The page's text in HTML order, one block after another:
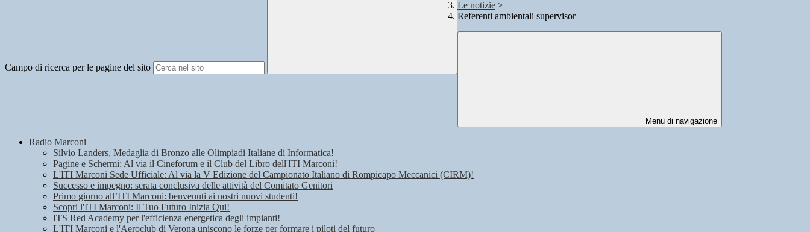
Campo di ricerca per le pagine del sito
Le notizie >
Referenti ambientali supervisor
Menu di navigazione
Radio Marconi
Silvio Landers, Medaglia di Bronzo alle Olimpiadi Italiane di Informatica!
Pagine e Schermi: Al via il Cineforum e il Club del Libro dell'ITI Marconi!
L'ITI Marconi Sede Ufficiale: Al via la V Edizione del Campionato Italiano di Rompicapo Meccanici (CIRM)!
Successo e impegno: serata conclusiva delle attività del Comitato Genitori
Primo giorno all’ITI Marconi: benvenuti ai nostri nuovi studenti!
Scopri l'ITI Marconi: Il Tuo Futuro Inizia Qui!
ITS Red Academy per l'efficienza energetica degli impianti!
L'ITI Marconi e l'Aeroclub di Verona uniscono le forze per formare i piloti del futuro